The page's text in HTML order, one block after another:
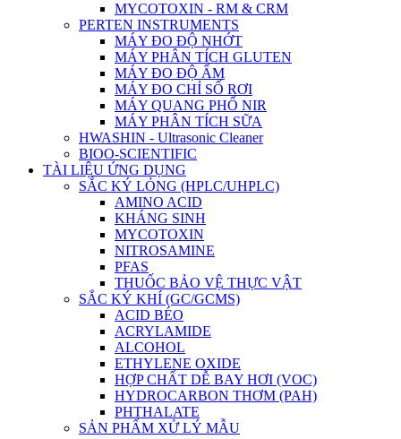
MYCOTOXIN - RM & CRM
PERTEN INSTRUMENTS
MÁY ĐO ĐỘ NHỚT
MÁY PHÂN TÍCH GLUTEN
MÁY ĐO ĐỘ ẨM
MÁY ĐO CHỈ SỐ RƠI
MÁY QUANG PHỔ NIR
MÁY PHÂN TÍCH SỮA
HWASHIN - Ultrasonic Cleaner
BIOO-SCIENTIFIC
TÀI LIỆU ỨNG DỤNG
SẮC KÝ LỎNG (HPLC/UHPLC)
AMINO ACID
KHÁNG SINH
MYCOTOXIN
NITROSAMINE
PFAS
THUỐC BẢO VỆ THỰC VẬT
SẮC KÝ KHÍ (GC/GCMS)
ACID BÉO
ACRYLAMIDE
ALCOHOL
ETHYLENE OXIDE
HỢP CHẤT DỄ BAY HƠI (VOC)
HYDROCARBON THƠM (PAH)
PHTHALATE
SẢN PHẨM XỬ LÝ MẪU